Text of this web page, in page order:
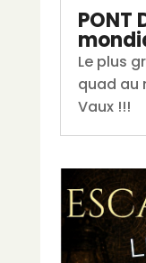
PONT
Le plus
quad au
Vaux !!!